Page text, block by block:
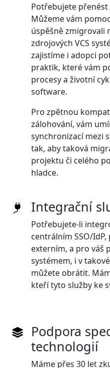
Potřebujete
Můžeme vám
úspěšně zmigrovali
zdrojových VCS
zajistíme i adopci
praktik, které vám
procesy a životní
software.
Pro zpětnou
zálohování, vám
synchronizací mezi
tak, aby taková
projektu či celého
hladce.
Integrační
Potřebujete-li
centrálním SSO/
externím, a pro váš
systémem, i v
můžete obrátit.
kteří tyto služby ke
Podpora
technologií
Máme přes 30 let